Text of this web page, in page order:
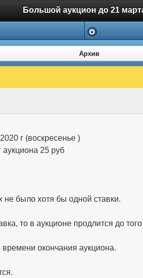
Большой аукцион до 21
Архив
г (воскресенье )
аукциона 25 руб
не было хотя бы одной ставки.
то в аукционе продлится до
окончания аукциона.